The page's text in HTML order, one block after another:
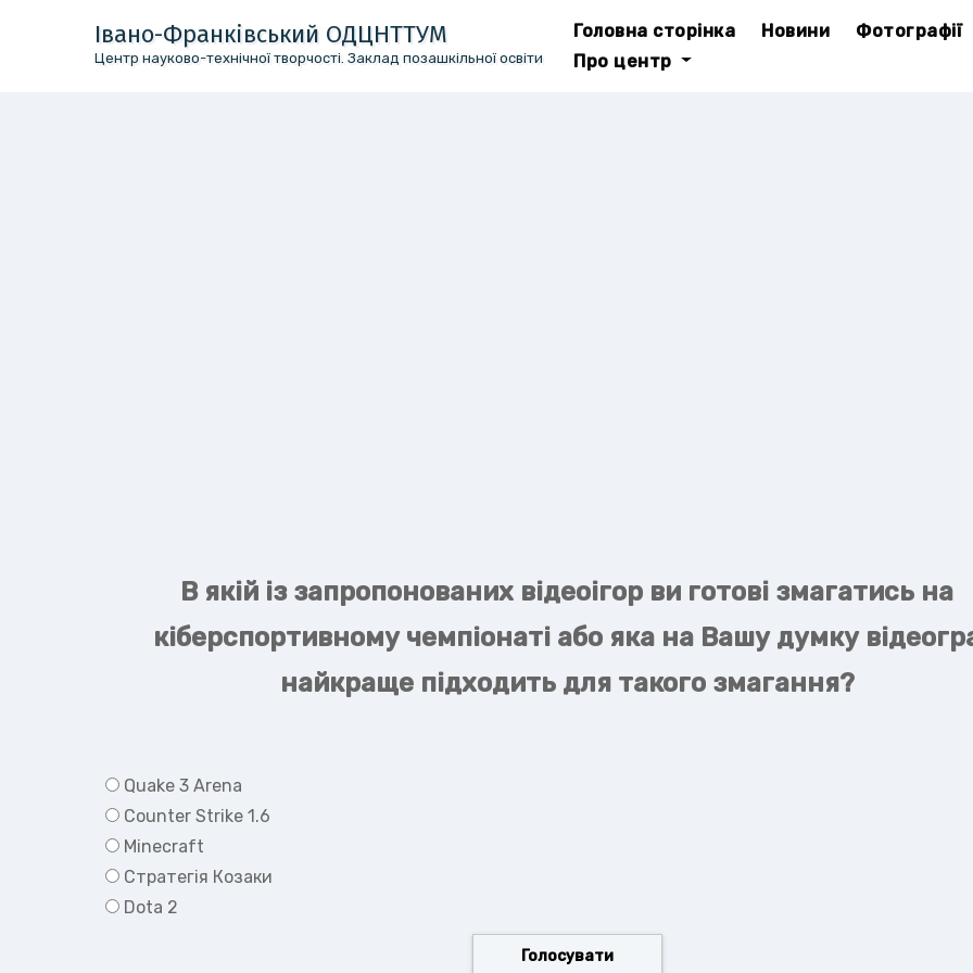
Івано-Франківський ОДЦНТТУМ
Центр науково-технічної творчості. Заклад позашкільної освіти
Головна сторінка Новини
Фотографії
Про центр
В якій із запропонованих відеоігор ви готові змагатись на
кіберспортивному чемпіонаті або яка на Вашу думку
найкраще підходить для такого змагання?
Quake 3 Arena
Counter Strike 1.6
Minecraft
Стратегія Козаки
Dota 2